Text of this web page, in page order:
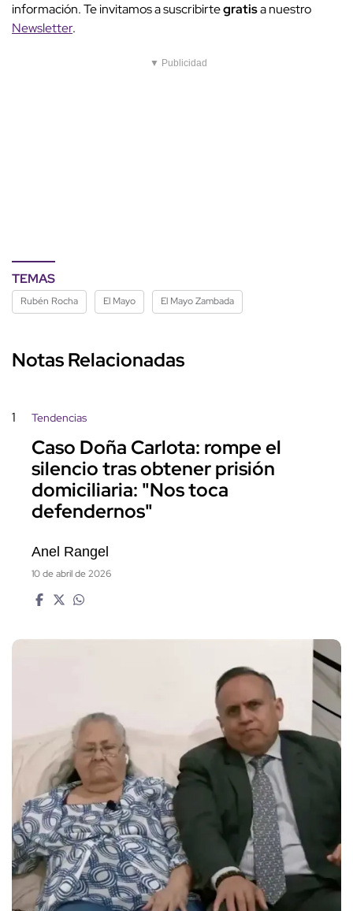
información. Te invitamos a suscribirtegratisa nuestro
Newsletter.
▼ Publicidad
TEMAS
Rubén Rocha El Mayo El Mayo Zambada
Notas Relacionadas
1 Tendencias
Caso Doña Carlota: rompe el
silencio tras obtener prisión
domiciliaria: "Nos toca
defendernos"
Anel Rangel
10 de abril de 2026